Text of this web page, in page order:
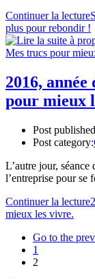
Continuer la lecture
plus pour rebondir !
2016,
pour mieux
Post
Post category:
L’autre jour,
l’entreprise pour
Continuer la lecture
mieux les vivre.
Go to the
1
2